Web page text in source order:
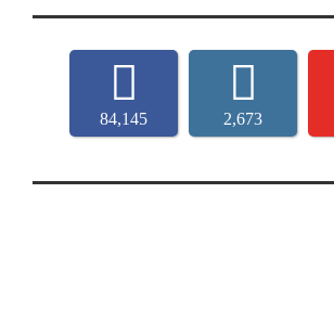
84,145 2,673